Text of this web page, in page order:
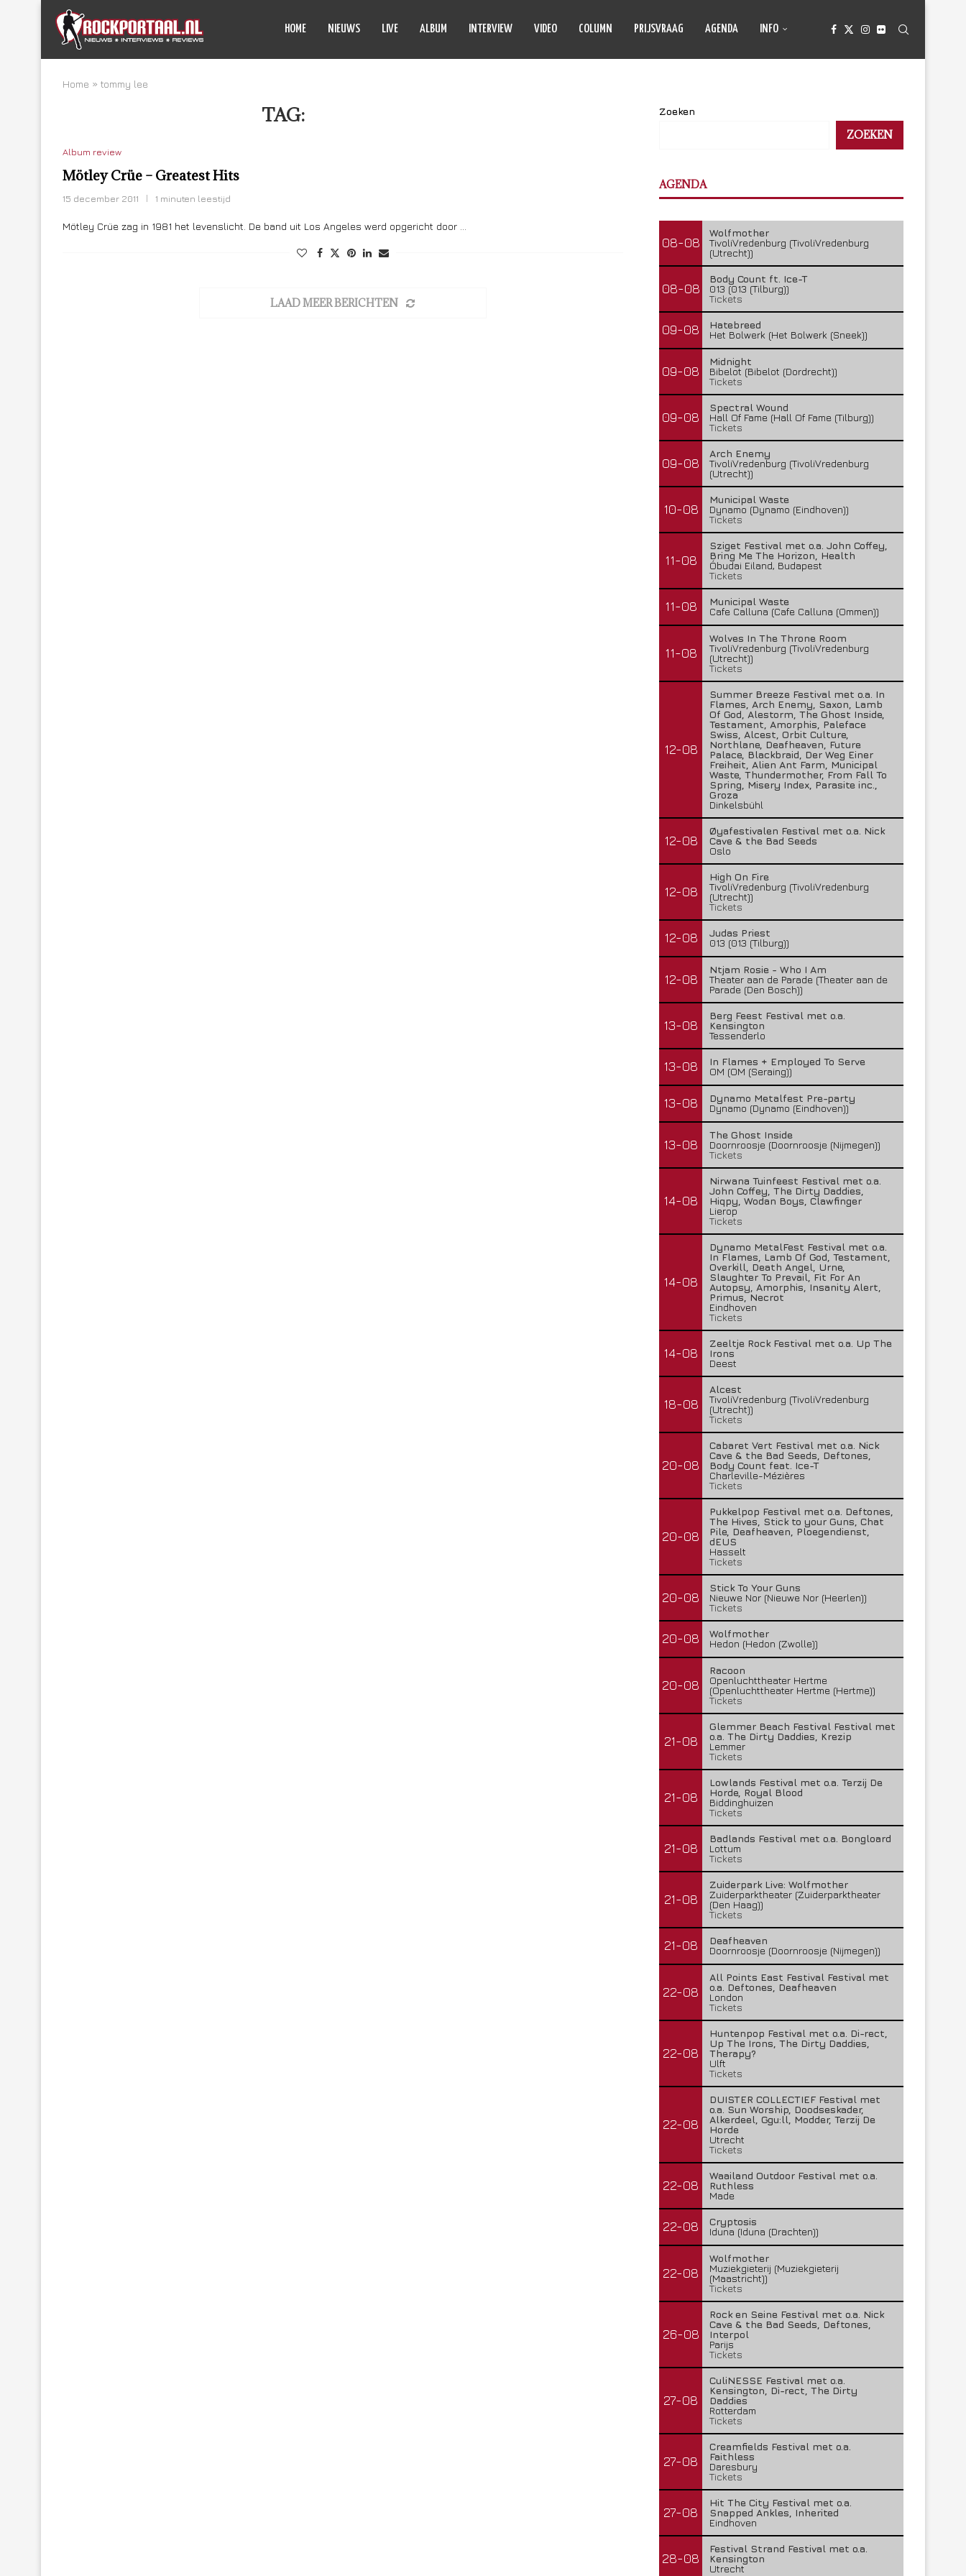
HOME NIEUWS LIVE ALBUM INTERVIEW VIDEO COLUMN PRIJSVRAAG AGENDA INFO
Home » tommy lee
TAG:
Album review
Mötley Crüe – Greatest Hits
15 december 2011 1 minuten leestijd
Mötley Crüe zag in 1981 het levenslicht. De band uit Los Angeles werd opgericht door …
LAAD MEER BERICHTEN
Zoeken
ZOEKEN
AGENDA
08-08
Wolfmother
TivoliVredenburg (TivoliVredenburg
(Utrecht))
08-08
Body Count ft. Ice-T
013 (013 (Tilburg))
Tickets
09-08
Hatebreed
Het Bolwerk (Het Bolwerk (Sneek))
09-08
Midnight
Bibelot (Bibelot (Dordrecht))
Tickets
09-08
Spectral Wound
Hall Of Fame (Hall Of Fame (Tilburg))
Tickets
09-08
Arch Enemy
TivoliVredenburg (TivoliVredenburg
(Utrecht))
10-08
Municipal Waste
Dynamo (Dynamo (Eindhoven))
Tickets
11-08
Sziget Festival met o.a. John Coffey,
Bring Me The Horizon, Health
Óbudai Eiland, Budapest
Tickets
11-08
Municipal Waste
Cafe Calluna (Cafe Calluna (Ommen))
11-08
Wolves In The Throne Room
TivoliVredenburg (TivoliVredenburg
(Utrecht))
Tickets
12-08
Summer Breeze Festival met o.a. In
Flames, Arch Enemy, Saxon, Lamb
Of God, Alestorm, The Ghost Inside,
Testament, Amorphis, Paleface
Swiss, Alcest, Orbit Culture,
Northlane, Deafheaven, Future
Palace, Blackbraid, Der Weg Einer
Freiheit, Alien Ant Farm, Municipal
Waste, Thundermother, From Fall To
Spring, Misery Index, Parasite inc.,
Groza
Dinkelsbühl
12-08
Øyafestivalen Festival met o.a. Nick
Cave & the Bad Seeds
Oslo
12-08
High On Fire
TivoliVredenburg (TivoliVredenburg
(Utrecht))
Tickets
12-08
Judas Priest
013 (013 (Tilburg))
12-08
Ntjam Rosie - Who I Am
Theater aan de Parade (Theater aan de
Parade (Den Bosch))
13-08
Berg Feest Festival met o.a.
Kensington
Tessenderlo
13-08
In Flames + Employed To Serve
OM (OM (Seraing))
13-08
Dynamo Metalfest Pre-party
Dynamo (Dynamo (Eindhoven))
13-08
The Ghost Inside
Doornroosje (Doornroosje (Nijmegen))
Tickets
14-08
Nirwana Tuinfeest Festival met o.a.
John Coffey, The Dirty Daddies,
Hiqpy, Wodan Boys, Clawfinger
Lierop
Tickets
14-08
Dynamo MetalFest Festival met o.a.
In Flames, Lamb Of God, Testament,
Overkill, Death Angel, Urne,
Slaughter To Prevail, Fit For An
Autopsy, Amorphis, Insanity Alert,
Primus, Necrot
Eindhoven
Tickets
14-08
Zeeltje Rock Festival met o.a. Up The
Irons
Deest
18-08
Alcest
TivoliVredenburg (TivoliVredenburg
(Utrecht))
Tickets
20-08
Cabaret Vert Festival met o.a. Nick
Cave & the Bad Seeds, Deftones,
Body Count feat. Ice-T
Charleville-Mézières
Tickets
20-08
Pukkelpop Festival met o.a. Deftones,
The Hives, Stick to your Guns, Chat
Pile, Deafheaven, Ploegendienst,
dEUS
Hasselt
Tickets
20-08
Stick To Your Guns
Nieuwe Nor (Nieuwe Nor (Heerlen))
Tickets
20-08
Wolfmother
Hedon (Hedon (Zwolle))
20-08
Racoon
Openluchttheater Hertme
(Openluchttheater Hertme (Hertme))
Tickets
21-08
Glemmer Beach Festival Festival met
o.a. The Dirty Daddies, Krezip
Lemmer
Tickets
21-08
Lowlands Festival met o.a. Terzij De
Horde, Royal Blood
Biddinghuizen
Tickets
21-08
Badlands Festival met o.a. Bongloard
Lottum
Tickets
21-08
Zuiderpark Live: Wolfmother
Zuiderparktheater (Zuiderparktheater
(Den Haag))
Tickets
21-08
Deafheaven
Doornroosje (Doornroosje (Nijmegen))
22-08
All Points East Festival Festival met
o.a. Deftones, Deafheaven
London
Tickets
22-08
Huntenpop Festival met o.a. Di-rect,
Up The Irons, The Dirty Daddies,
Therapy?
Ulft
Tickets
22-08
DUISTER COLLECTIEF Festival met
o.a. Sun Worship, Doodseskader,
Alkerdeel, Ggu:ll, Modder, Terzij De
Horde
Utrecht
Tickets
22-08
Waailand Outdoor Festival met o.a.
Ruthless
Made
22-08
Cryptosis
Iduna (Iduna (Drachten))
22-08
Wolfmother
Muziekgieterij (Muziekgieterij
(Maastricht))
Tickets
26-08
Rock en Seine Festival met o.a. Nick
Cave & the Bad Seeds, Deftones,
Interpol
Parijs
Tickets
27-08
CuliNESSE Festival met o.a.
Kensington, Di-rect, The Dirty
Daddies
Rotterdam
Tickets
27-08
Creamfields Festival met o.a.
Faithless
Daresbury
Tickets
27-08
Hit The City Festival met o.a.
Snapped Ankles, Inherited
Eindhoven
28-08
Festival Strand Festival met o.a.
Kensington
Utrecht